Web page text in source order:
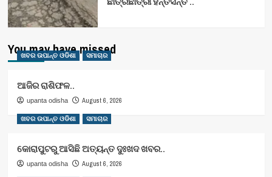
You may have missed
ଖବର ଉପାନ୍ତ ଓଡିଶା ସମାଚାର
ଆଜିର ରାଶିଫଳ..
upanta odisha August 6, 2026
ଖବର ଉପାନ୍ତ ଓଡିଶା ସମାଚାର
କୋରାପୁଟରୁ ଆସିଛି ଅତ୍ୟନ୍ତ ଦୁଃଖଦ ଖବର..
upanta odisha August 6, 2026